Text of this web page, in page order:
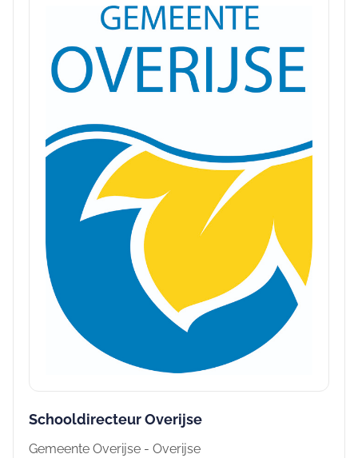
Schooldirecteur Overijse
Gemeente Overijse - Overijse